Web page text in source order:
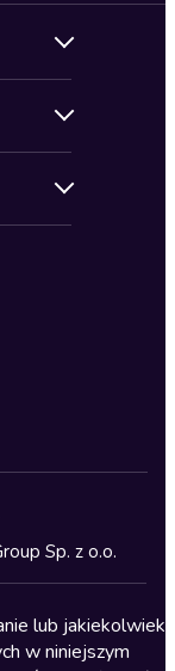
treści
Sp. z o.o.
lub jakiekolwiek
w niniejszym